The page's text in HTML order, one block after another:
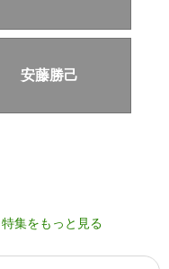
安藤勝己
特集をもっと見る